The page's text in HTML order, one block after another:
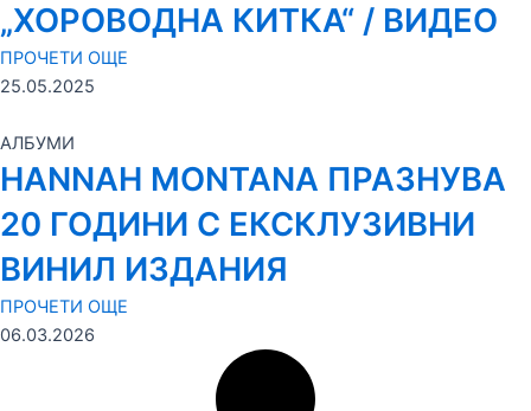
„ХОРОВОДНА КИТКА“ / ВИДЕО
ПРОЧЕТИ ОЩЕ
25.05.2025
АЛБУМИ
HANNAH MONTANA ПРАЗНУВА
20 ГОДИНИ С ЕКСКЛУЗИВНИ
ВИНИЛ ИЗДАНИЯ
ПРОЧЕТИ ОЩЕ
06.03.2026